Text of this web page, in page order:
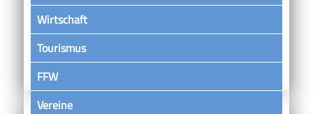
Wirtschaft
Tourismus
FFW
VereineSatzungen